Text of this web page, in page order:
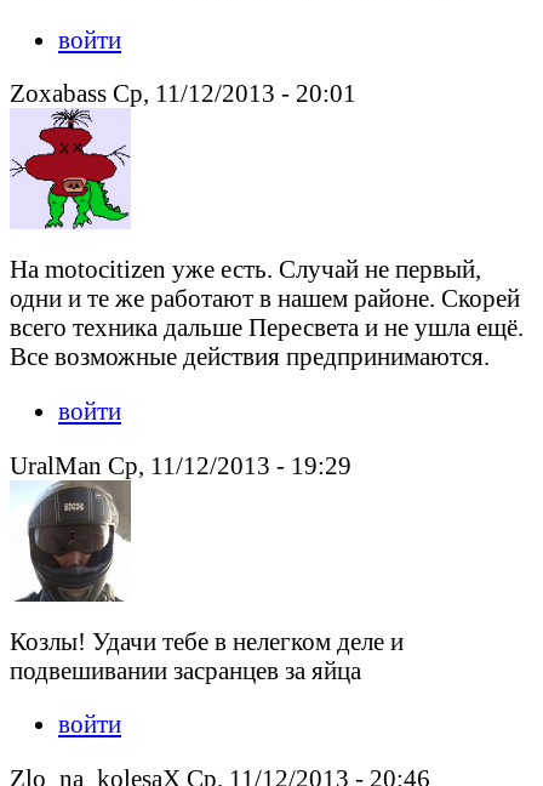
войти
Zoxabass Ср, 11/12/2013 - 20:01
На motocitizen уже есть. Случай не первый,
одни и те же работают в нашем районе. Скорей
всего техника дальше Пересвета и не ушла ещё.
Все возможные действия предпринимаются.
войти
UralMan Ср, 11/12/2013 - 19:29
Козлы! Удачи тебе в нелегком деле и
подвешивании засранцев за яйца
войти
Zlo_na_kolesaX Ср, 11/12/2013 - 20:46